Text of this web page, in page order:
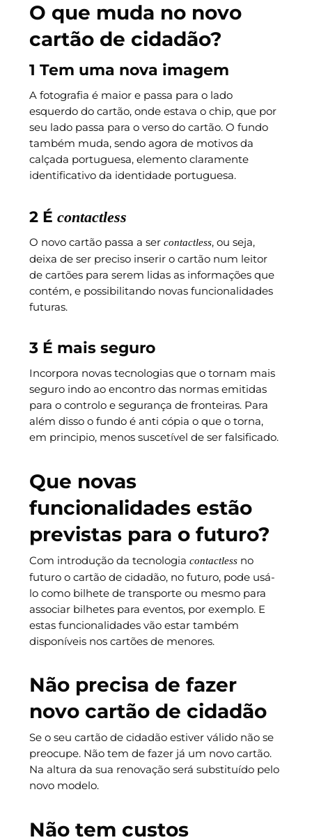
O que muda no novo
cartão de cidadão?
1 Tem uma nova imagem
A fotografia é maior e passa para o lado
esquerdo do cartão, onde estava o chip, que por
seu lado passa para o verso do cartão. O fundo
também muda, sendo agora de motivos da
calçada portuguesa, elemento claramente
identificativo da identidade portuguesa.
2 É contactless
O novo cartão passa a ser contactless, ou seja,
deixa de ser preciso inserir o cartão num leitor
de cartões para serem lidas as informações que
contém, e possibilitando novas funcionalidades
futuras.
3 É mais seguro
Incorpora novas tecnologias que o tornam mais
seguro indo ao encontro das normas emitidas
para o controlo e segurança de fronteiras. Para
além disso o fundo é anti cópia o que o torna,
em principio, menos suscetível de ser falsificado.
Que novas
funcionalidades estão
previstas para o futuro?
Com introdução da tecnologia contactlessno
futuro o cartão de cidadão, no futuro, pode usá-
lo como bilhete de transporte ou mesmo para
associar bilhetes para eventos, por exemplo. E
estas funcionalidades vão estar também
disponíveis nos cartões de menores.
Não precisa de fazer
novo cartão de cidadão
Se o seu cartão de cidadão estiver válido não se
preocupe. Não tem de fazer já um novo cartão.
Na altura da sua renovação será substituído pelo
novo modelo.
Não tem custos